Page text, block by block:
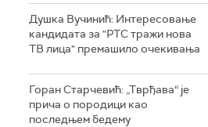
Душка Вучинић: Интересовање
кандидата за "РТС тражи нова
ТВ лица" премашило очекивања
Горан Старчевић: „Тврђава“ је
прича о породици као
последњем бедему